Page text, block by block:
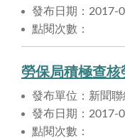
發布日期：2017-
點閱次數：
發布單位：新聞聯
發布日期：2017-
點閱次數：